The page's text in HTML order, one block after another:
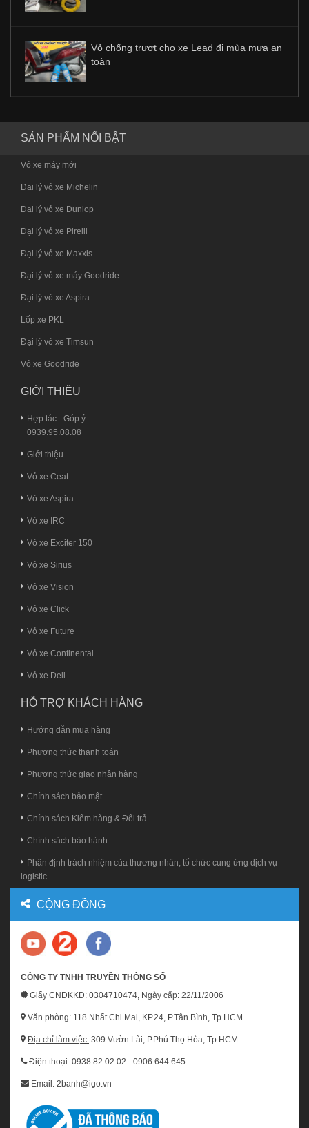
Vỏ chống trượt cho xe Lead đi mùa mưa an
toàn
SẢN PHẨM NỔI BẬT
Vỏ xe máy mới
Đại lý vỏ xe Michelin
Đại lý vỏ xe Dunlop
Đại lý vỏ xe Pirelli
Đại lý vỏ xe Maxxis
Đại lý vỏ xe máy Goodride
Đại lý vỏ xe Aspira
Lốp xe PKL
Đại lý vỏ xe Timsun
Vỏ xe Goodride
GIỚI THIỆU
Hợp tác - Góp ý:
0939.95.08.08
Giới thiệu
Vỏ xe Ceat
Vỏ xe Aspira
Vỏ xe IRC
Vỏ xe Exciter 150
Vỏ xe Sirius
Vỏ xe Vision
Vỏ xe Click
Vỏ xe Future
Vỏ xe Continental
Vỏ xe Deli
HỖ TRỢ KHÁCH HÀNG
Hướng dẫn mua hàng
Phương thức thanh toán
Phương thức giao nhận hàng
Chính sách bảo mật
Chính sách Kiểm hàng & Đổi trả
Chính sách bảo hành
Phân định trách nhiệm của thương nhân, tổ chức cung ứng dịch vụ
logistic
CỘNG ĐỒNG
CÔNG TY TNHH TRUYỀN THÔNG SỐ
Giấy CNĐKKD: 0304710474, Ngày cấp: 22/11/2006
Văn phòng: 118 Nhất Chi Mai, KP.24, P.Tân Bình, Tp.HCM
Địa chỉ làm việc: 309 Vườn Lài, P.Phú Thọ Hòa, Tp.HCM
Điện thoại: 0938.82.02.02 - 0906.644.645
Email: 2banh@igo.vn